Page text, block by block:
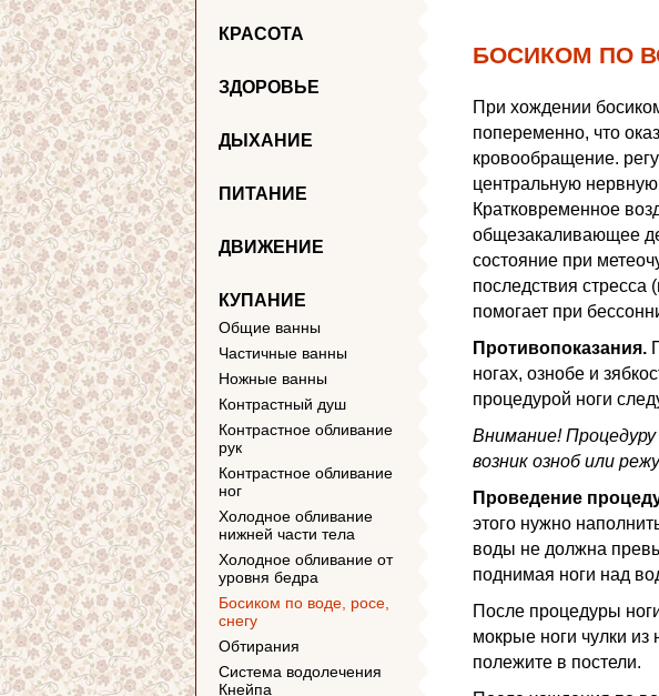
КРАСОТА
ЗДОРОВЬЕ
ДЫХАНИЕ
ПИТАНИЕ
ДВИЖЕНИЕ
КУПАНИЕ
Общие ванны
Частичные ванны
Ножные ванны
Контрастный душ
Контрастное обливание
рук
Контрастное обливание
ног
Холодное обливание
нижней части тела
Холодное обливание от
уровня бедра
Босиком по воде, росе,
снегу
Обтирания
Система водолечения
Кнейпа
БОСИКОМ ПО
При хождении
попеременно, что
кровообращение.
центральную нервную
Кратковременное
общезакаливающее
состояние при
последствия
помогает при
Противопоказания.
ногах, ознобе и
процедурой ноги
Внимание!
возник озноб или
Проведение
этого нужно
воды не должна
поднимая ноги над
После процедуры
мокрые ноги чулки из
полежите в постели.